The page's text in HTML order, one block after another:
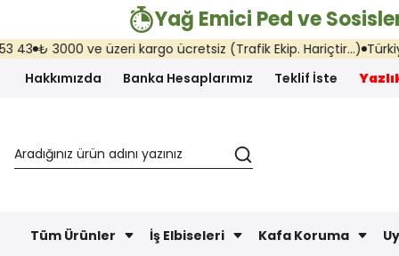
Yağ Emici Ped ve
₺ 3000 ve üzeri kargo ücretsiz (Trafik Ekip. Hariçtir...)
Hakkımızda
Banka Hesaplarımız Teklif İste
Tüm Ürünler İş Elbiseleri Kafa Koruma